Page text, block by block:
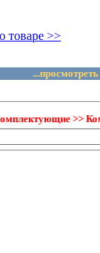
товаре >>
>>